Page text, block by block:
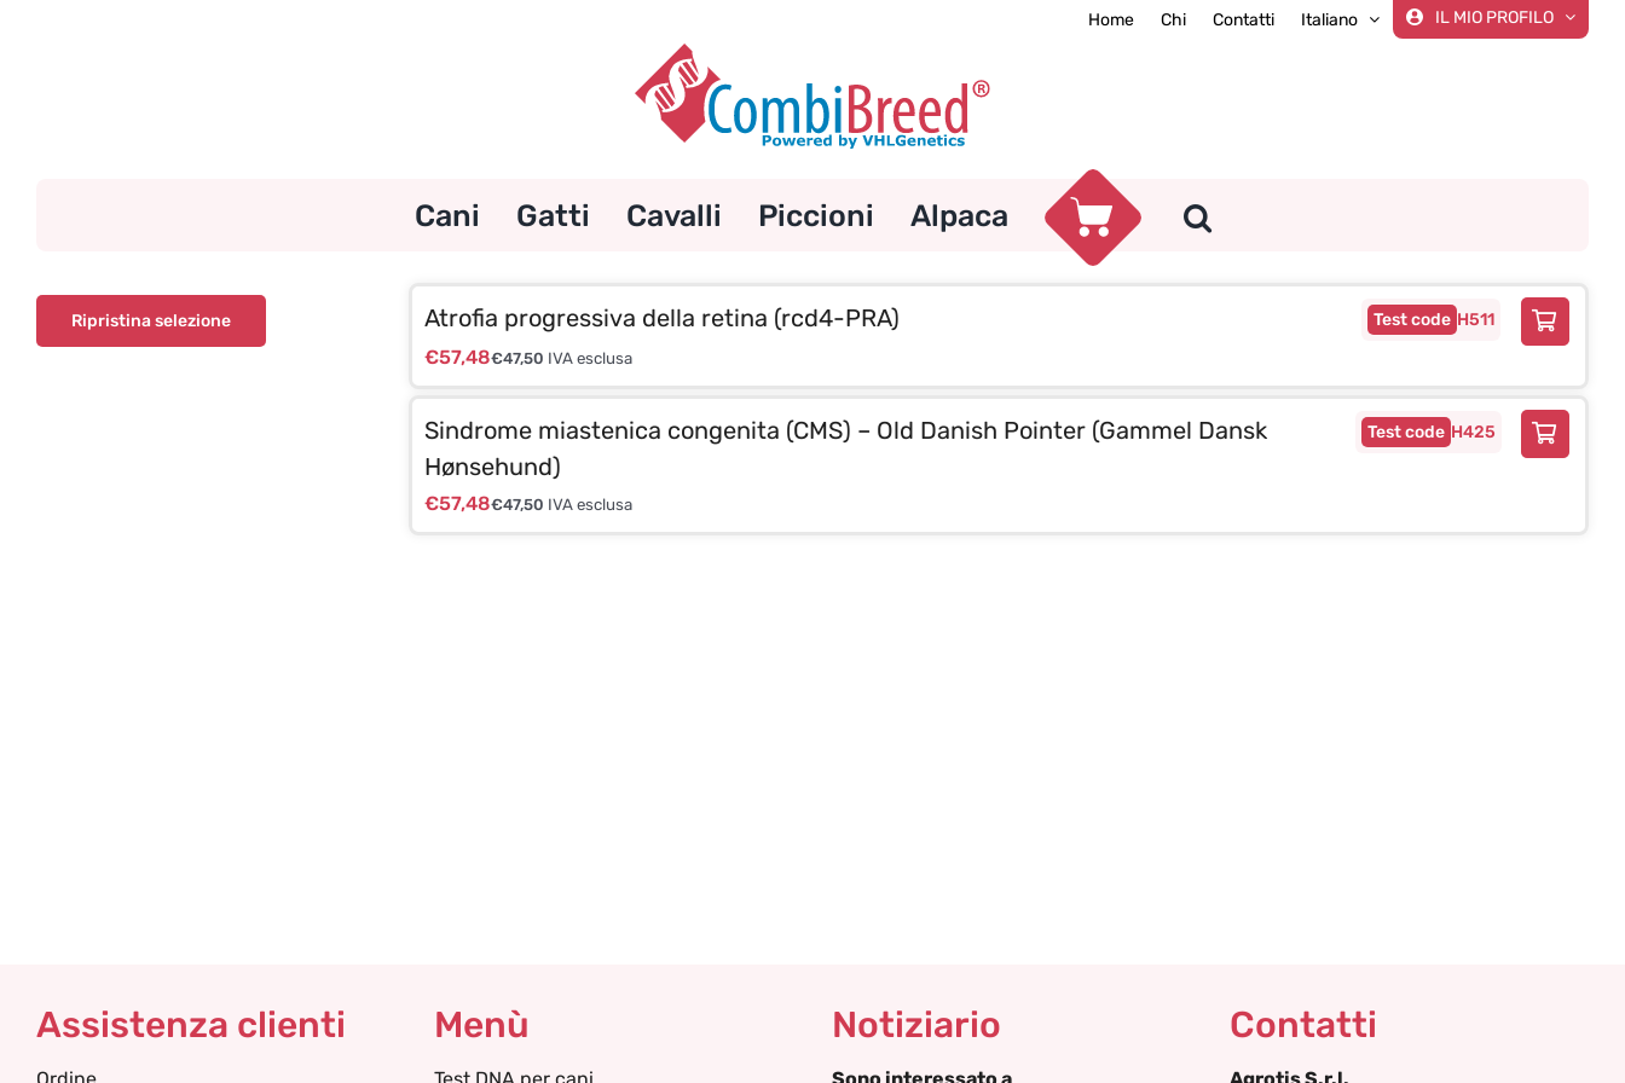
Home Chi Contatti Italiano IL MIO PROFILO
Cani Gatti Cavalli Piccioni Alpaca
H511
Atrofia progressiva della retina (rcd4-PRA)
€57,48€47,50 IVA esclusa
H425
Sindrome miastenica congenita (CMS) – Old Danish Pointer (Gammel Dansk
Hønsehund)
€57,48€47,50 IVA esclusa
Ripristina selezione
Assistenza clienti
Ordine
Menù
Test DNA per cani
Notiziario
Sono interessato a
Contatti
Agrotis S.r.l.